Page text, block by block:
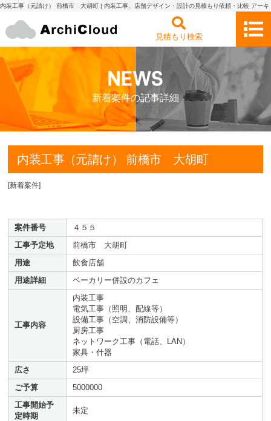
内装工事（元請け） 前橋市 大胡町 | 内装工事、店舗デザイン・設計の見積もり依頼・比較 アーキ
見積もり検索
新着案件の記事詳細
内装工事（元請け） 前橋市 大胡町
[新着案件]
案件番号
４５５
工事予定地
前橋市 大胡町
用途
飲食店舗
用途詳細
ベーカリー併設のカフェ
工事内容
内装工事
電気工事（照明、配線等）
設備工事（空調、消防設備等）
厨房工事
ネットワーク工事（電話、LAN）
家具・什器
広さ
25坪
ご予算
5000000
工事開始予
定時期
未定